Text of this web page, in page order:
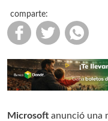
comparte:
Microsoft anunció una